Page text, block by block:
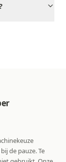
de pauze. Te